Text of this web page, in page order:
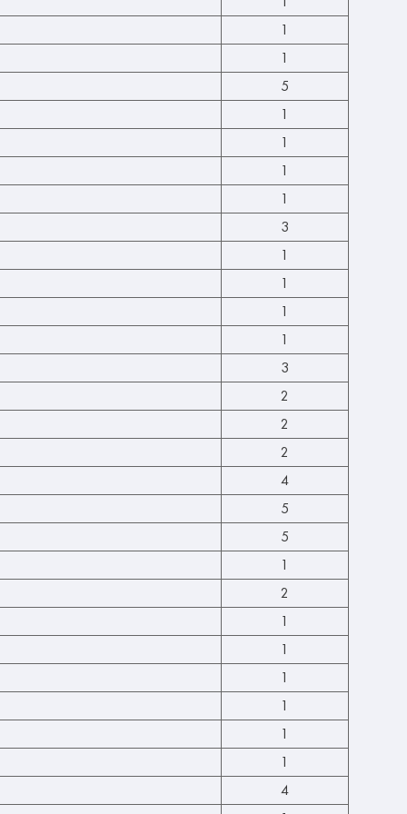
1
1
5
1
1
1
1
3
1
1
1
1
3
2
2
2
4
5
5
1
2
1
1
1
1
1
1
4